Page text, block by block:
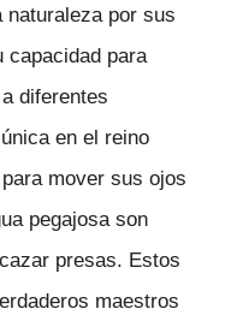
por sus
para
diferentes
en el reino
mover sus ojos
pegajosa son
presas. Estos
maestros